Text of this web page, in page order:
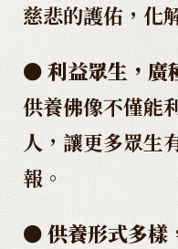
慈悲的護佑，化
● 利益眾生，廣
供養佛像不僅能
人，讓更多眾生
報。
● 供養形式多樣